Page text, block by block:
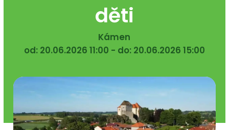
děti
Kámen
od: 20.06.2026 11:00 - do: 20.06.2026 15:00